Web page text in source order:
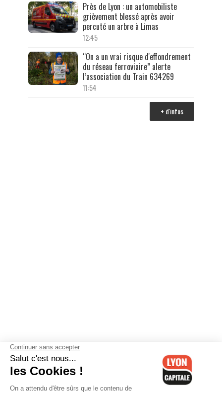
Près de Lyon : un automobiliste
grièvement blessé après avoir
percuté un arbre à Limas
12:45
“On a un vrai risque d'effondrement
du réseau ferroviaire” alerte
l’association du Train 634269
11:54
+ d'infos